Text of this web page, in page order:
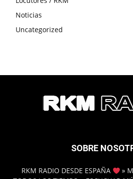
Noticias
Uncategorized
SOBRE
RKM RADIO DESDE ESPAÑA
»